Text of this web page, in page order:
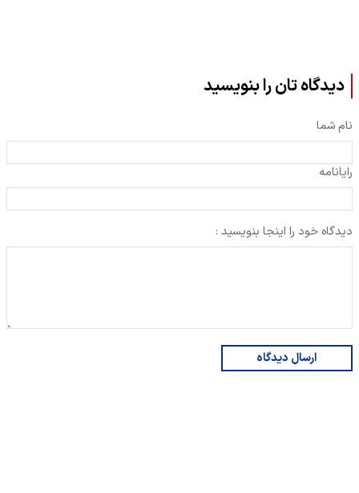
دیدگاه تان را بنویسید
نام شما
رایانامه
دیدگاه خود را اینجا بنویسید :
ارسال دیدگاه